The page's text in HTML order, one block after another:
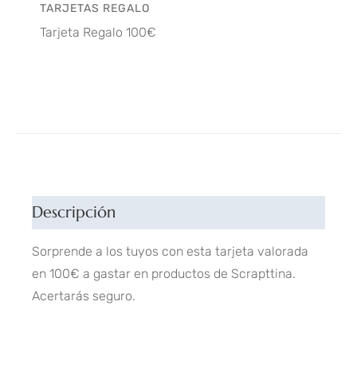
TARJETAS REGALO
Tarjeta Regalo 100€
Descripción
Sorprende a los tuyos con esta tarjeta valorada
en 100€ a gastar en productos de Scrapttina.
Acertarás seguro.